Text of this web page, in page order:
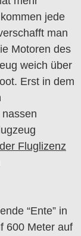
jede
man
Motoren des
weich über
Erst in dem
Fluglizenz
“Ente” in
600 Meter auf